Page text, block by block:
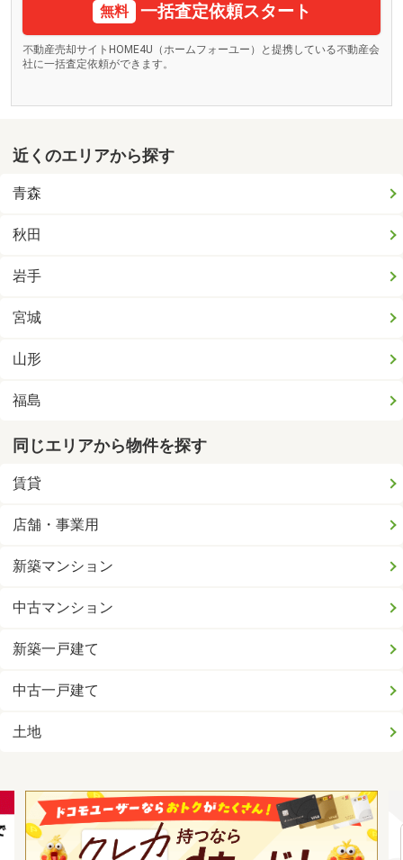
無料 一括査定依頼スタート
不動産売却サイトHOME4U（ホームフォーユー）と提携している不動産会
社に一括査定依頼ができます。
近くのエリアから探す
青森
秋田
岩手
宮城
山形
福島
同じエリアから物件を探す
賃貸
店舗・事業用
新築マンション
中古マンション
新築一戸建て
中古一戸建て
土地